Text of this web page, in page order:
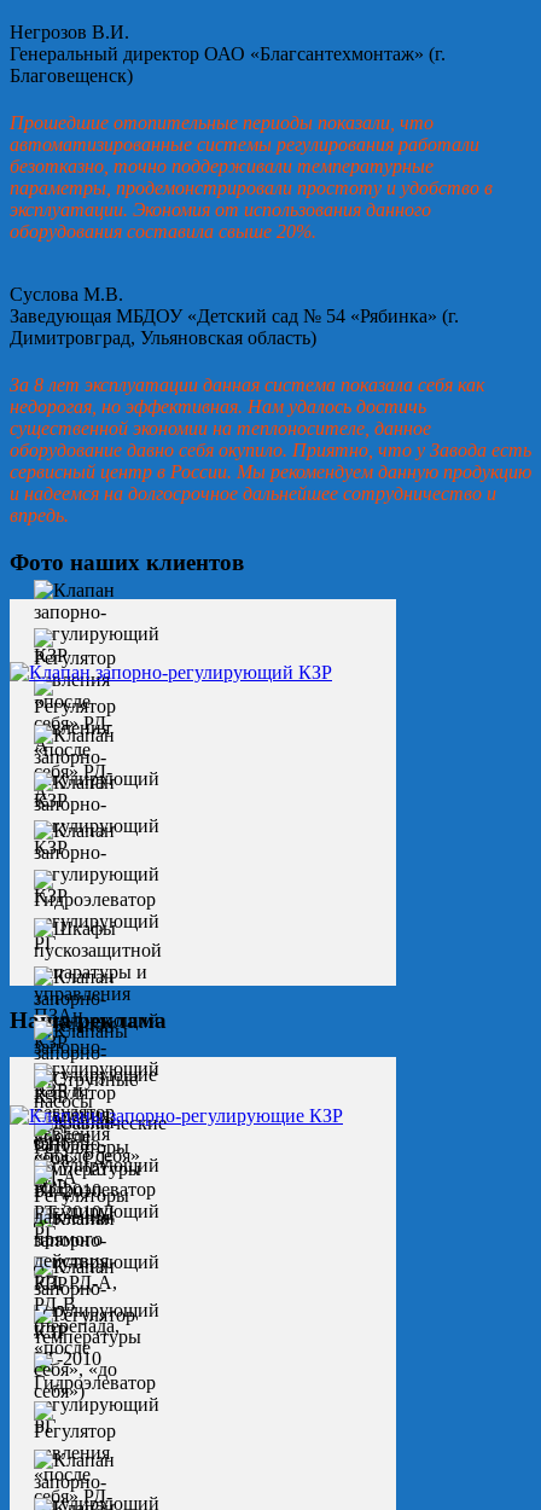
Негрозов В.И.
Генеральный директор ОАО «Благсантехмонтаж» (г.
Благовещенск)
Прошедшие отопительные периоды показали, что
автоматизированные системы регулирования работали
безотказно, точно поддерживали температурные
параметры, продемонстрировали простоту и удобство в
эксплуатации. Экономия от использования данного
оборудования составила свыше 20%.
Суслова М.В.
Заведующая МБДОУ «Детский сад № 54 «Рябинка» (г.
Димитровград, Ульяновская область)
За 8 лет эксплуатации данная система показала себя как
недорогая, но эффективная. Нам удалось достичь
существенной экономии на теплоносителе, данное
оборудование давно себя окупило. Приятно, что у Завода есть
сервисный центр в России. Мы рекомендуем данную продукцию
и надеемся на долгосрочное дальнейшее сотрудничество и
впредь.
Фото наших клиентов
Наша реклама